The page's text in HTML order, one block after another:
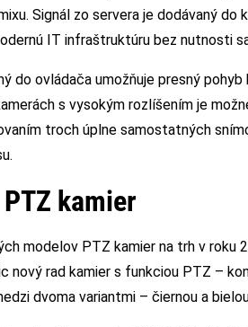
Signál zo servera je dodávaný
IT infraštruktúru bez nutnosti
do ovládača umožňuje presný
s vysokým rozlíšením je
troch úplne samostatných
kamier
modelov PTZ kamier na trh v
nový rad kamier s funkciou PTZ –
dvoma variantmi – čiernou a